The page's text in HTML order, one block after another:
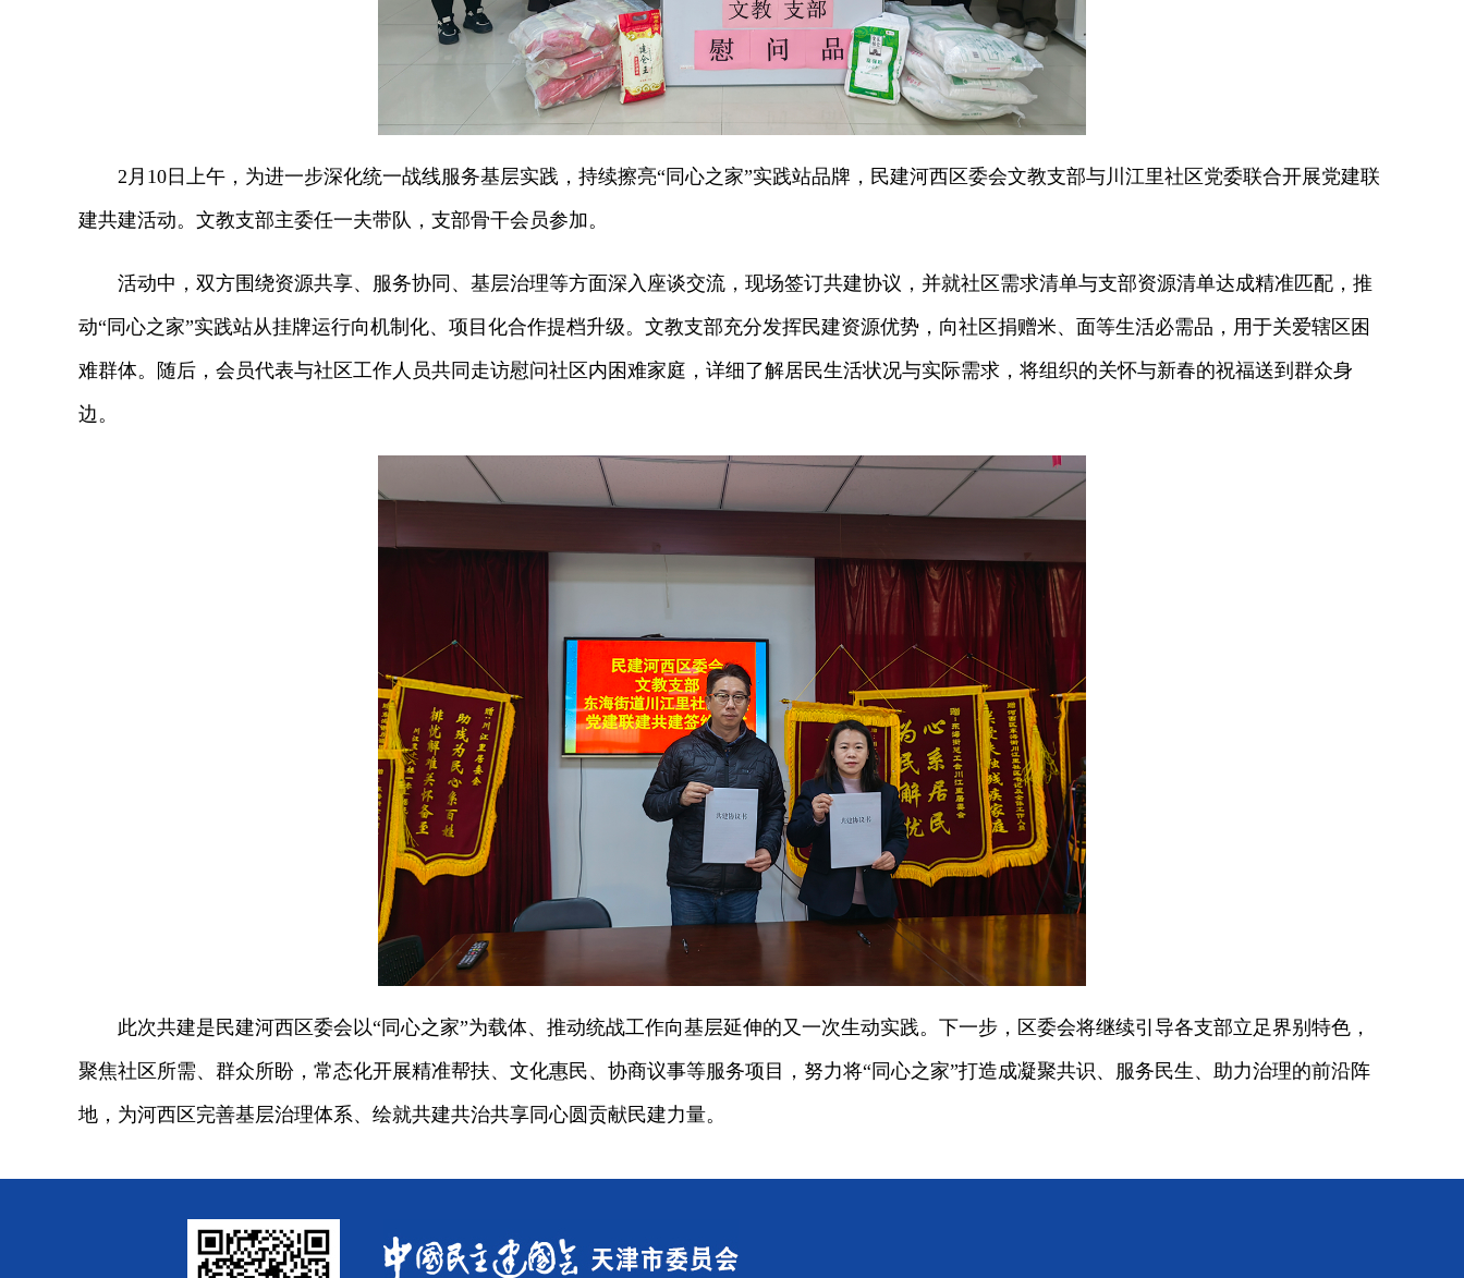
2月10日上午，为进一步深化统一战线服务基层实践，持续擦亮“同心之家”实践站品牌，民建河西区委会文教支部与川江里社区党委联合开展党建联
建共建活动。文教支部主委任一夫带队，支部骨干会员参加。
活动中，双方围绕资源共享、服务协同、基层治理等方面深入座谈交流，现场签订共建协议，并就社区需求清单与支部资源清单达成精准匹配，推
动“同心之家”实践站从挂牌运行向机制化、项目化合作提档升级。文教支部充分发挥民建资源优势，向社区捐赠米、面等生活必需品，用于关爱辖区困
难群体。随后，会员代表与社区工作人员共同走访慰问社区内困难家庭，详细了解居民生活状况与实际需求，将组织的关怀与新春的祝福送到群众身
边。
此次共建是民建河西区委会以“同心之家”为载体、推动统战工作向基层延伸的又一次生动实践。下一步，区委会将继续引导各支部立足界别特色，
聚焦社区所需、群众所盼，常态化开展精准帮扶、文化惠民、协商议事等服务项目，努力将“同心之家”打造成凝聚共识、服务民生、助力治理的前沿阵
地，为河西区完善基层治理体系、绘就共建共治共享同心圆贡献民建力量。